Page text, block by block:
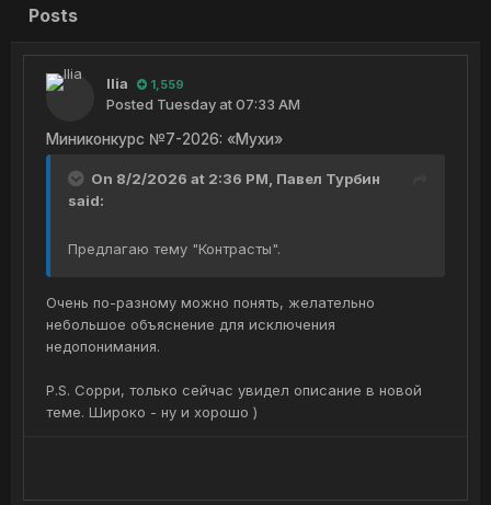
Posts
Ilia 1,559
Posted Tuesday at 07:33 AM
Миниконкурс №7-2026: «Мухи»
On 8/2/2026 at 2:36 PM, Павел Турбин
said:
Предлагаю тему "Контрасты".
Очень по-разному можно понять, желательно
небольшое объяснение для исключения
недопонимания.
P.S. Сорри, только сейчас увидел описание в новой
теме. Широко - ну и хорошо )